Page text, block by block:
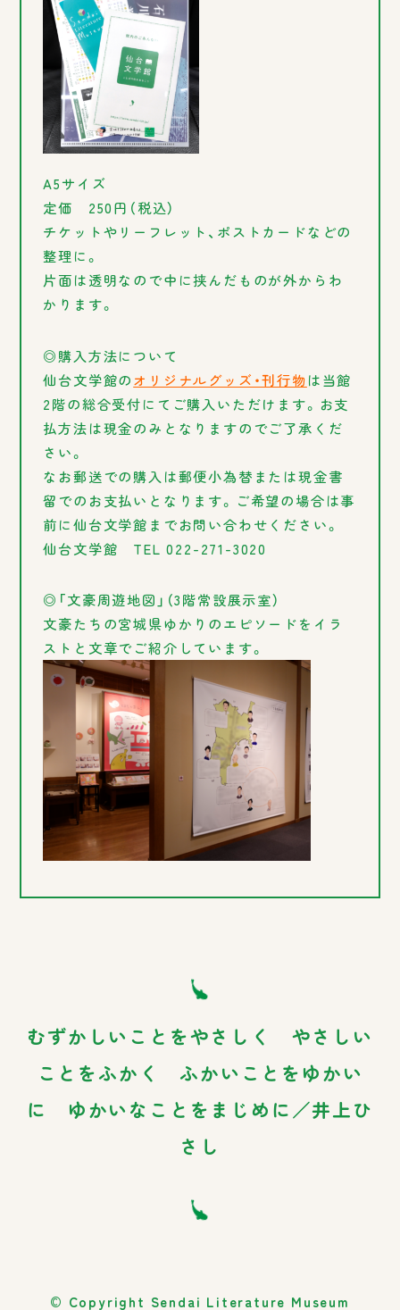
むずかしいことをやさしく やさしい
ことをふかく ふかいことをゆかい
に ゆかいなことをまじめに／井上ひ
さし
A5サイズ
定価 250円（税込）
チケットやリーフレット、ポストカードなどの
整理に。
片面は透明なので中に挟んだものが外からわ
かります。
◎購入方法について
仙台文学館のオリジナルグッズ・刊行物は当館
2階の総合受付にてご購入いただけます。お支
払方法は現金のみとなりますのでご了承くだ
さい。
なお郵送での購入は郵便小為替または現金書
留でのお支払いとなります。ご希望の場合は事
前に仙台文学館までお問い合わせください。
仙台文学館 TEL 022-271-3020
◎「文豪周遊地図」（3階常設展示室）
文豪たちの宮城県ゆかりのエピソードをイラ
ストと文章でご紹介しています。
© Copyright Sendai Literature Museum